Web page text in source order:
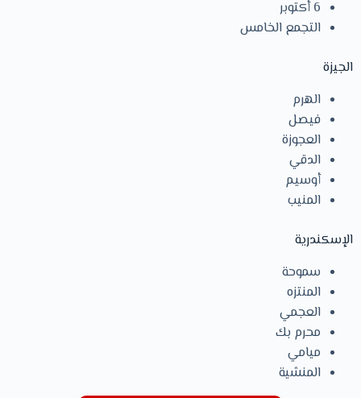
6 أكتوبر
التجمع الخامس
الجيزة
الهرم
فيصل
العجوزة
الدقي
أوسيم
المنيب
الإسكندرية
سموحة
المنتزه
العجمي
محرم بك
ميامي
المنشية